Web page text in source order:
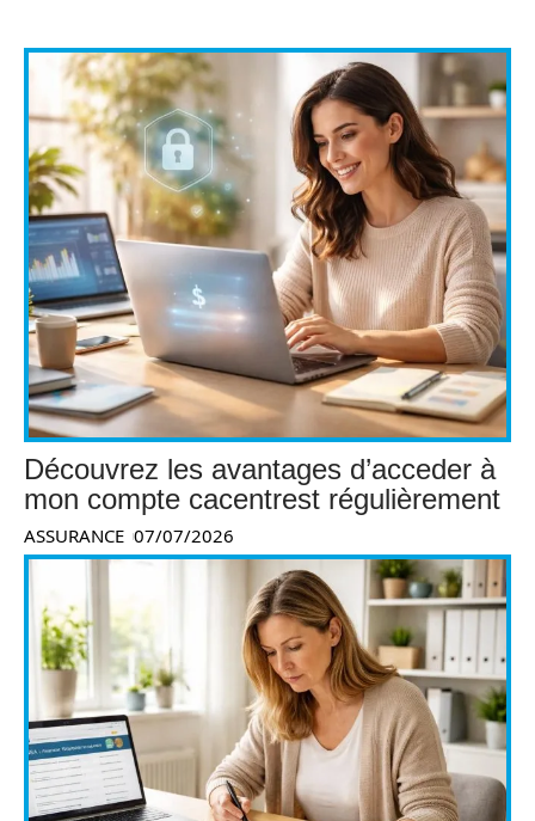
Découvrez les avantages d’acceder à
mon compte cacentrest régulièrement
ASSURANCE 07/07/2026